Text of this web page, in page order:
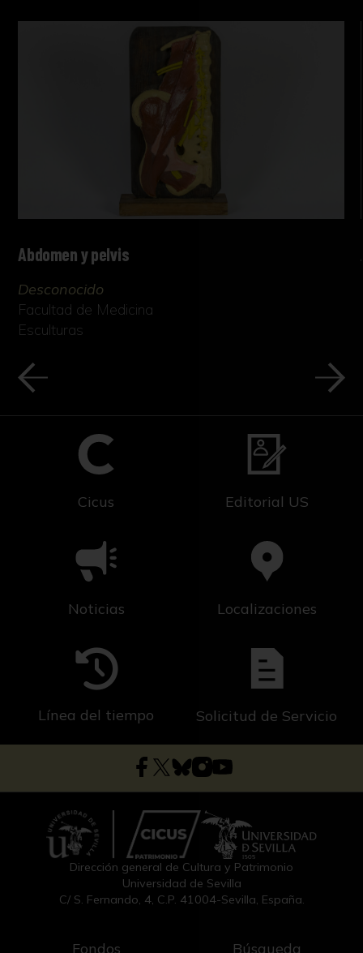
Abdomen y pelvis
Desconocido
Facultad de Medicina
Esculturas
Cicus Editorial US
Noticias Localizaciones
Línea del tiempo Solicitud de Servicio
Dirección general de Cultura y Patrimonio
Universidad de Sevilla
C/ S. Fernando, 4, C.P. 41004-Sevilla, España.
Fondos Búsqueda